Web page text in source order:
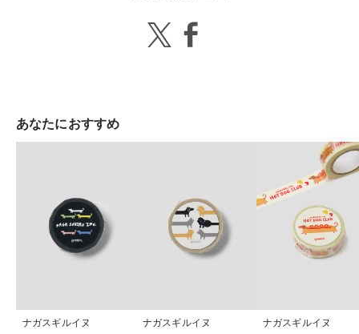
あなたにおすすめ
ナガスギルイヌ
ナガスギルイヌ
ナガスギルイヌ